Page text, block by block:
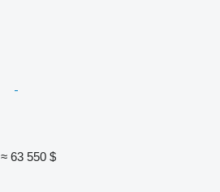
≈ 63 550 $